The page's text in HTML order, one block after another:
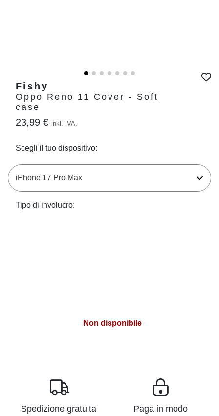
Fishy
Oppo Reno 11 Cover - Soft
case
23,99 € inkl. IVA.
Scegli il tuo dispositivo:
Tipo di involucro:
Non disponibile
Spedizione gratuita
Paga in modo